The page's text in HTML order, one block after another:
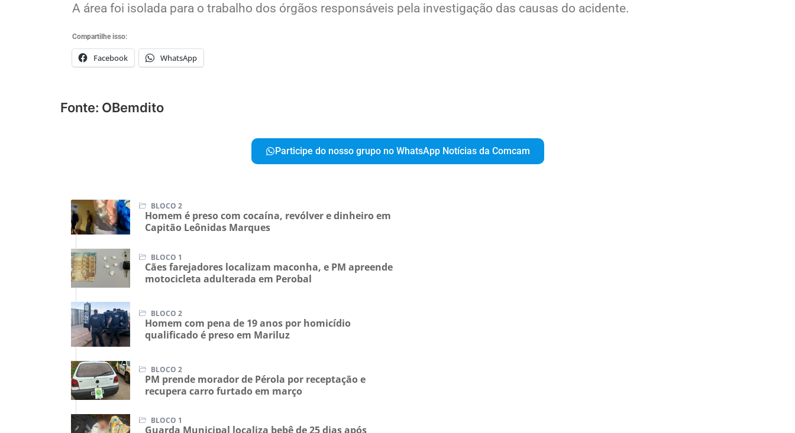
A área foi isolada para o trabalho dos órgãos responsáveis pela investigação das causas do acidente.
Compartilhe isso:
Facebook WhatsApp
Fonte: OBemdito
Participe do nosso grupo no WhatsApp Notícias da Comcam
BLOCO 2
Homem é preso com cocaína, revólver e dinheiro em
Capitão Leônidas Marques
BLOCO 1
Cães farejadores localizam maconha, e PM apreende
motocicleta adulterada em Perobal
BLOCO 2
Homem com pena de 19 anos por homicídio
qualificado é preso em Mariluz
BLOCO 2
PM prende morador de Pérola por receptação e
recupera carro furtado em março
BLOCO 1
Guarda Municipal localiza bebê de 25 dias após